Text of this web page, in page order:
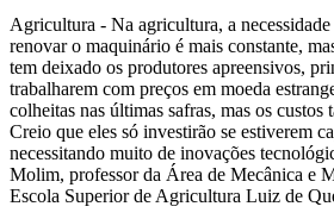
Agricultura - Na agricultura, a
renovar o maquinário é mais constante,
tem deixado os produtores apreensivos,
trabalharem com preços em moeda
colheitas nas últimas safras, mas os custos
Creio que eles só investirão se estiverem
necessitando muito de inovações
Molim, professor da Área de Mecânica e
Escola Superior de Agricultura Luiz de